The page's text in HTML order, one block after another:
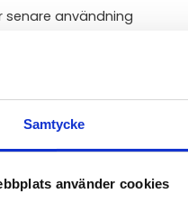
Samtycke
använder cookies
senare användning
varaktighet
hos fyra
apparaten.